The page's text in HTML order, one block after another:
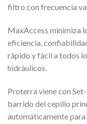
filtro con frecuencia
MaxAccess minimiza
eficiencia,
rápido y fácil a todos
hidráulicos.
Proterra viene con
barrido del cepillo
automáticamente para